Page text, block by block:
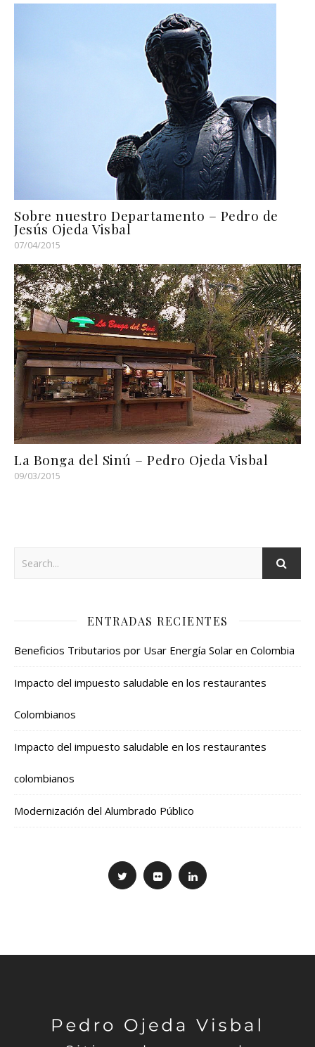
Sobre nuestro Departamento – Pedro de
Jesús Ojeda Visbal
07/04/2015
La Bonga del Sinú – Pedro Ojeda Visbal
09/03/2015
ENTRADAS RECIENTES
Beneficios Tributarios por Usar Energía Solar en Colombia
Impacto del impuesto saludable en los restaurantes
Colombianos
Impacto del impuesto saludable en los restaurantes
colombianos
Modernización del Alumbrado Público